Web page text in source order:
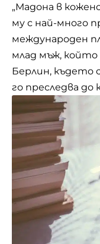
„Мадона в
му с най-много
международен
млад мъж,
Берлин, където
го преследва до